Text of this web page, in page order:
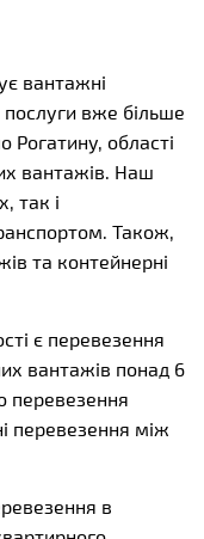
вантажні
послуги вже більше
Рогатину, області
вантажів. Наш
так і
Також,
та контейнерні
є перевезення
вантажів понад 6
перевезення
перевезення між
в